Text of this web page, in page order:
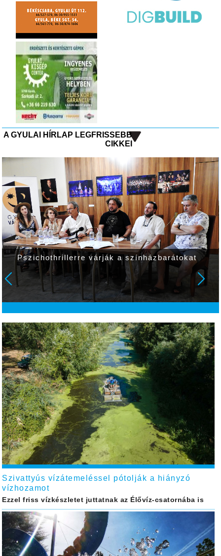
A GYULAI HÍRLAP LEGFRISSEBB
CIKKEI
Pszichothrillerre várják a színházbarátokat
Szivattyús vízátemeléssel pótolják a hiányzó
vízhozamot
Ezzel friss vízkészletet juttatnak az Élővíz-csatornába is